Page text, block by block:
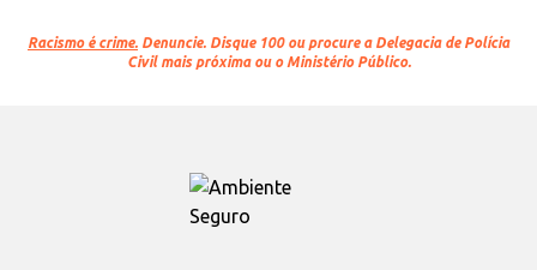
Racismo é crime. Denuncie. Disque 100 ou procure a Delegacia de Polícia
Civil mais próxima ou o Ministério Público.